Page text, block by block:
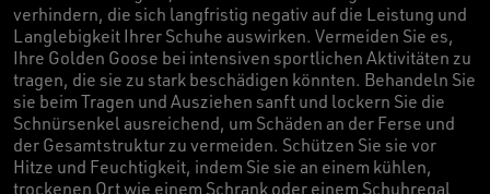
verhindern, die sich langfristig negativ auf die Leistung und
Langlebigkeit Ihrer Schuhe auswirken. Vermeiden Sie es,
Ihre Golden Goose bei intensiven sportlichen Aktivitäten zu
tragen, die sie zu stark beschädigen könnten. Behandeln Sie
sie beim Tragen und Ausziehen sanft und lockern Sie die
Schnürsenkel ausreichend, um Schäden an der Ferse und
der Gesamtstruktur zu vermeiden. Schützen Sie sie vor
Hitze und Feuchtigkeit, indem Sie sie an einem kühlen,
trockenen Ort wie einem Schrank oder einem Schuhregal